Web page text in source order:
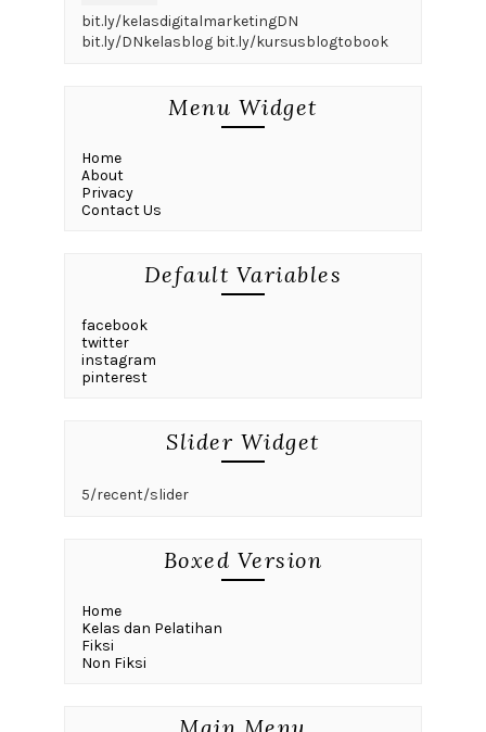
bit.ly/kelasdigitalmarketingDN
bit.ly/DNkelasblog bit.ly/kursusblogtobook
Menu Widget
Home
About
Privacy
Contact Us
Default Variables
facebook
twitter
instagram
pinterest
Slider Widget
5/recent/slider
Boxed Version
Home
Kelas dan Pelatihan
Fiksi
Non Fiksi